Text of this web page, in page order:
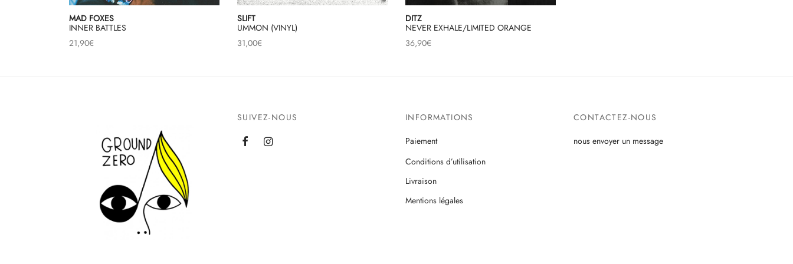
MAD FOXES
INNER BATTLES
21,90€
SLIFT
UMMON (VINYL)
31,00€
DITZ
NEVER EXHALE/LIMITED ORANGE
36,90€
SUIVEZ-NOUS INFORMATIONS
Paiement
Conditions d’utilisation
Livraison
Mentions légales
CONTACTEZ-NOUS
nous envoyer un message